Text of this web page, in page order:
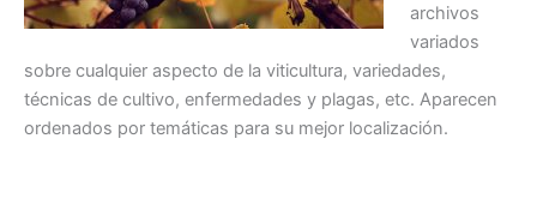
archivos
variados
sobre cualquier aspecto de la viticultura, variedades,
técnicas de cultivo, enfermedades y plagas, etc. Aparecen
ordenados por temáticas para su mejor localización.